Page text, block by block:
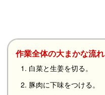
作業全体の大まかな流れ
1. 白菜と生姜を切る。
2. 豚肉に下味をつける。